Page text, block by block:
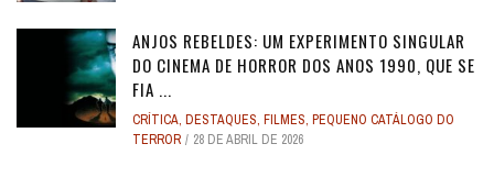
ANJOS REBELDES: UM EXPERIMENTO SINGULAR
DO CINEMA DE HORROR DOS ANOS 1990, QUE SE
FIA ...
CRÍTICA, DESTAQUES, FILMES, PEQUENO CATÁLOGO DO
TERROR
28 DE ABRIL DE 2026